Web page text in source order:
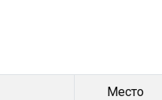
Место